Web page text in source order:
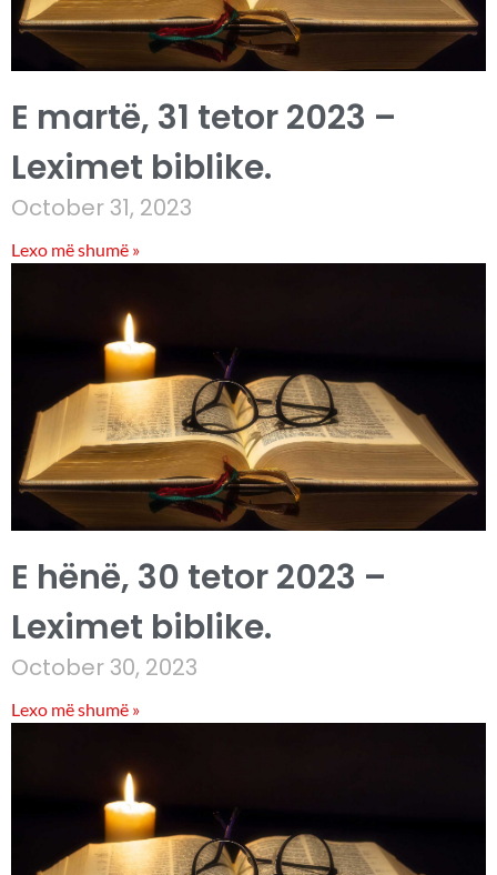
E martë, 31 tetor 2023 –
Leximet biblike.
October 31, 2023
Lexo më shumë »
E hënë, 30 tetor 2023 –
Leximet biblike.
October 30, 2023
Lexo më shumë »